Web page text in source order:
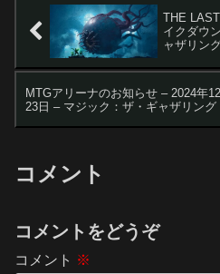
THE
イクダウ
ャザリン
MTGアリーナのお知らせ – 2024年
23日 – マジック：ザ・ギャザリング
コメント
コメントをどうぞ
コメント ※